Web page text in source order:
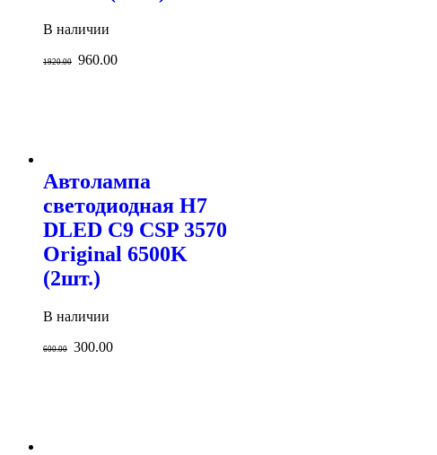
В наличии
1920.00 960.00
Автолампа
светодиодная H7
DLED C9 CSP 3570
Original 6500K
(2шт.)
В наличии
600.00 300.00